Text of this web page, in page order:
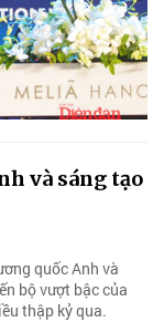
và sáng tạo
quốc Anh và
bộ vượt bậc của
thập kỷ qua.